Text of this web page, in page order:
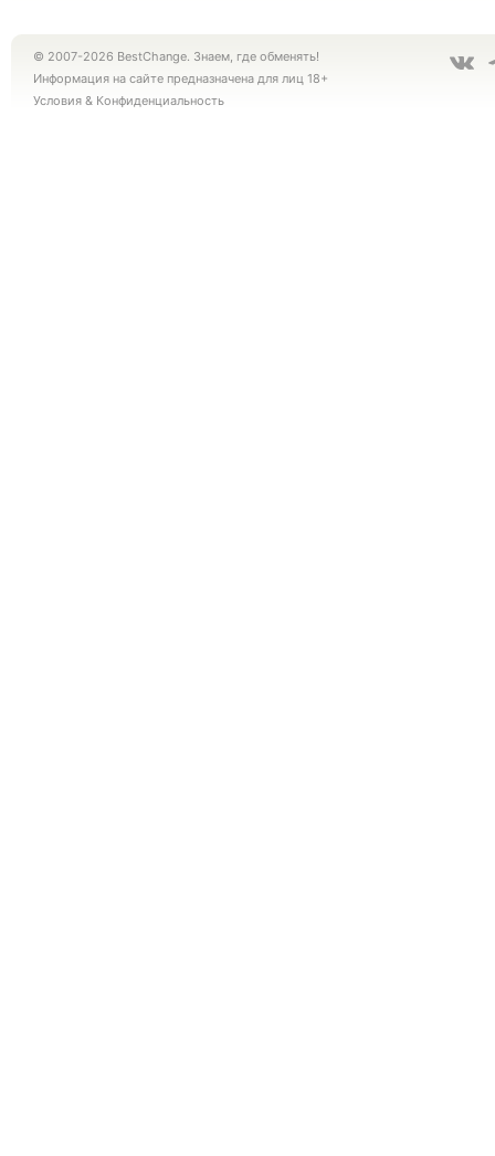
© 2007-2026 BestChange. Знаем, где обменять!
Информация на сайте предназначена для лиц 18+
Условия & Конфиденциальность